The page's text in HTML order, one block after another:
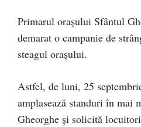
Primarul orașului Sfântul
demarat o campanie de
steagul orașului.
Astfel, de luni, 25
amplasează standuri în mai
Gheorghe și solicită